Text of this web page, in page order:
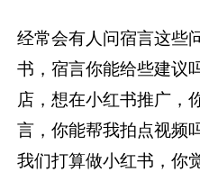
经常会有人问宿言这些
书，宿言你能给些建议
店，想在小红书推广，
言，你能帮我拍点视频
我们打算做小红书，你